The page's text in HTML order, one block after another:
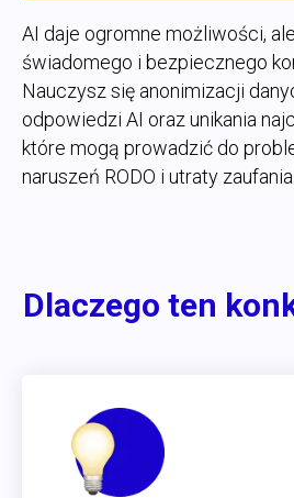
AI daje ogromne możliwości,
świadomego i bezpiecznego
Nauczysz się anonimizacji
odpowiedzi AI oraz unikania
które mogą prowadzić do
naruszeń RODO i utraty
Dlaczego ten